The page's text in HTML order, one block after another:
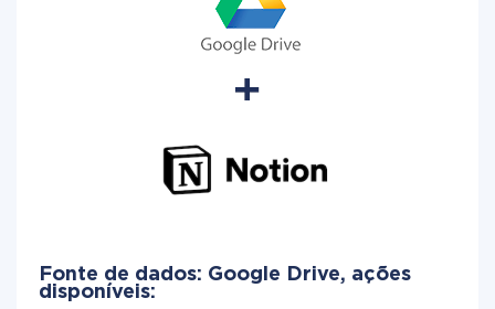
Fonte de dados: Google Drive, ações
disponíveis: